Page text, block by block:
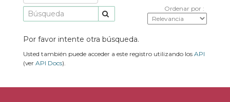
Ordenar por
Por favor intente otra búsqueda.
Usted también puede acceder a este registro utilizando los API
(ver API Docs).